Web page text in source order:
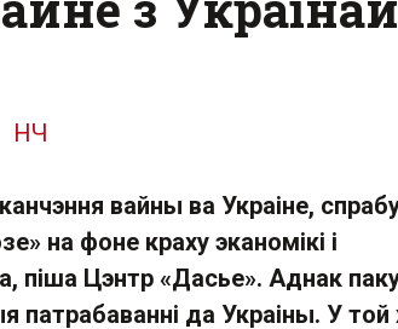
НЧ
вайны ва Украіне,
на фоне краху эканомікі і
піша Цэнтр «Дасье». Аднак
патрабаванні да Украіны. У